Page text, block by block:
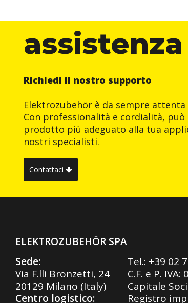
assistenza
Richiedi il nostro supporto
Elektrozubehör è da sempre
Con professionalità e cordialità,
prodotto più adeguato alla tua
nostri specialisti.
Contattaci
ELEKTROZUBEHÖR SPA
Sede:
Via F.lli Bronzetti, 24
20129 Milano (Italy)
Centro logistico:
Tel.: +39 02
C.F. e P.
Capitale
Registro